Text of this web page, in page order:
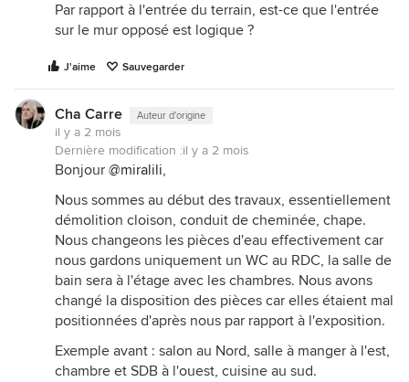
Par rapport à l'entrée du terrain, est-ce que l'entrée
sur le mur opposé est logique ?
J'aime Sauvegarder
Cha Carre Auteur d'origine
il y a 2 mois
Dernière modification :il y a 2 mois
Bonjour @miralili,
Nous sommes au début des travaux, essentiellement
démolition cloison, conduit de cheminée, chape.
Nous changeons les pièces d'eau effectivement car
nous gardons uniquement un WC au RDC, la salle de
bain sera à l'étage avec les chambres. Nous avons
changé la disposition des pièces car elles étaient mal
positionnées d'après nous par rapport à l'exposition.
Exemple avant : salon au Nord, salle à manger à l'est,
chambre et SDB à l'ouest, cuisine au sud.